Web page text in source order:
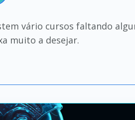
vário cursos faltando
muito a desejar.